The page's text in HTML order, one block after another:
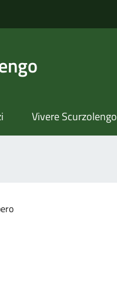
Vivere Scurzolengo